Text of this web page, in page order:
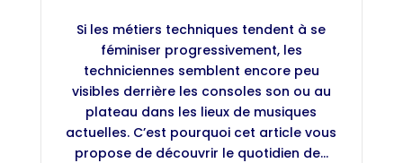
Si les métiers techniques tendent à se
féminiser progressivement, les
techniciennes semblent encore peu
visibles derrière les consoles son ou au
plateau dans les lieux de musiques
actuelles. C’est pourquoi cet article vous
propose de découvrir le quotidien de...